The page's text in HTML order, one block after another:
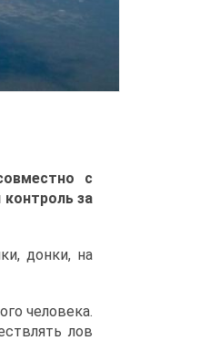
с
за
донки, на
человека.
лов